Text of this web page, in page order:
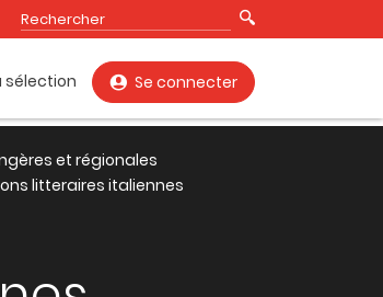
sélection Se connecter
et régionales
litteraires italiennes